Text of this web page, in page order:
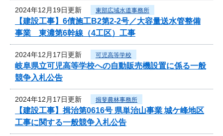
2024年12月19日更新 東部広域水道事務所
【建設工事】6債施工B2第2-2号／大容量送水管整備
事業 東濃第6幹線（4工区）工事
2024年12月17日更新 可児高等学校
岐阜県立可児高等学校への自動販売機設置に係る一般
競争入札公告
2024年12月17日更新 揖斐農林事務所
【建設工事】揖治第0616号 県単治山事業 城ケ峰地区
工事に関する一般競争入札公告